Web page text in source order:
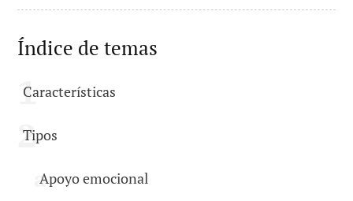
Índice de temas
Características
Tipos
Apoyo emocional